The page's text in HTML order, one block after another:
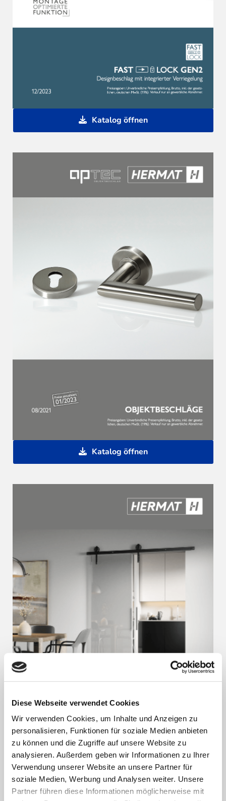
Diese Webseite verwendet Cookies
Wir verwenden Cookies, um Inhalte und Anzeigen zu
personalisieren, Funktionen für soziale Medien anbieten
zu können und die Zugriffe auf unsere Website zu
analysieren. Außerdem geben wir Informationen zu Ihrer
Verwendung unserer Website an unsere Partner für
soziale Medien, Werbung und Analysen weiter. Unsere
Partner führen diese Informationen möglicherweise mit
Katalog öffnen
Katalog öffnen
Katalog öffnen